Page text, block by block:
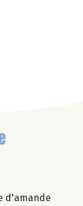
d'amande